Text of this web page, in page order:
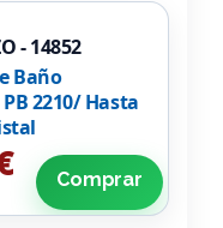
- 14852
Baño
2210/ Hasta
Comprar